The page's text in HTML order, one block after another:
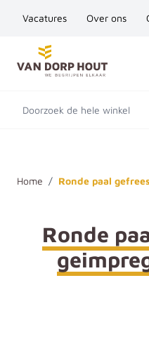
Vacatures Over ons
Ga naar de inhoud
Doorzoek de hele winkel
Home / Ronde paal
Ronde